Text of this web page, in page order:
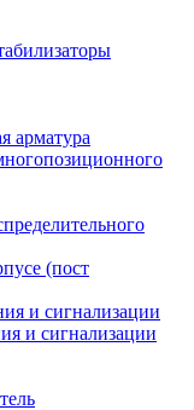
арматура
(пост
и сигнализации
и сигнализации